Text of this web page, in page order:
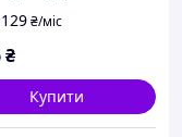
129₴/міс
₴
Купити